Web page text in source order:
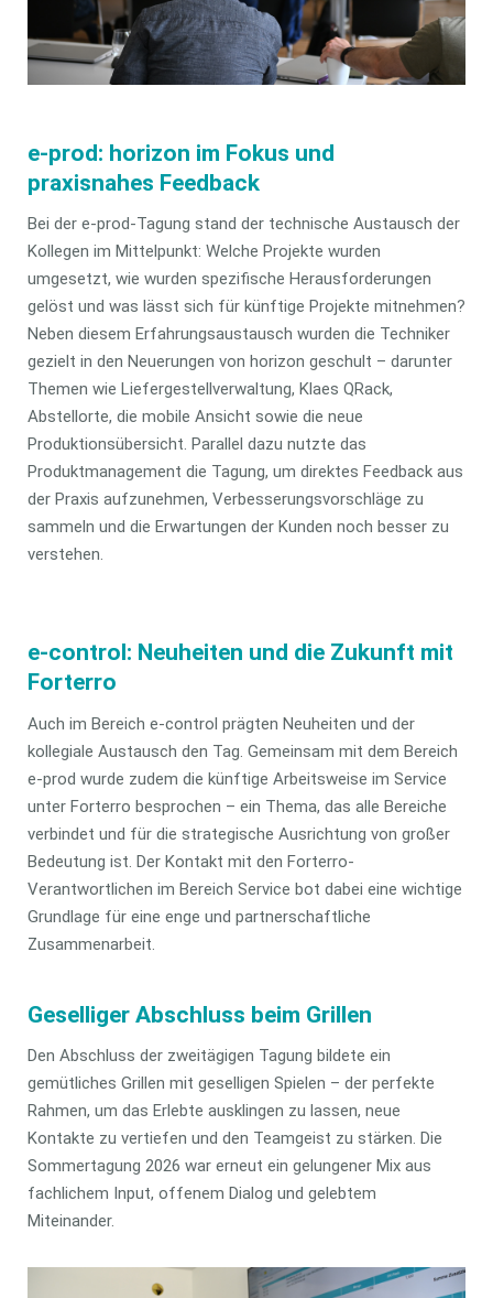
e-prod: horizon im Fokus und
praxisnahes Feedback
Bei der e-prod-Tagung stand der technische Austausch der
Kollegen im Mittelpunkt: Welche Projekte wurden
umgesetzt, wie wurden spezifische Herausforderungen
gelöst und was lässt sich für künftige Projekte mitnehmen?
Neben diesem Erfahrungsaustausch wurden die Techniker
gezielt in den Neuerungen von horizon geschult – darunter
Themen wie Liefergestellverwaltung, Klaes QRack,
Abstellorte, die mobile Ansicht sowie die neue
Produktionsübersicht. Parallel dazu nutzte das
Produktmanagement die Tagung, um direktes Feedback aus
der Praxis aufzunehmen, Verbesserungsvorschläge zu
sammeln und die Erwartungen der Kunden noch besser zu
verstehen.
e-control: Neuheiten und die Zukunft mit
Forterro
Auch im Bereich e-control prägten Neuheiten und der
kollegiale Austausch den Tag. Gemeinsam mit dem Bereich
e-prod wurde zudem die künftige Arbeitsweise im Service
unter Forterro besprochen – ein Thema, das alle Bereiche
verbindet und für die strategische Ausrichtung von großer
Bedeutung ist. Der Kontakt mit den Forterro-
Verantwortlichen im Bereich Service bot dabei eine wichtige
Grundlage für eine enge und partnerschaftliche
Zusammenarbeit.
Geselliger Abschluss beim Grillen
Den Abschluss der zweitägigen Tagung bildete ein
gemütliches Grillen mit geselligen Spielen – der perfekte
Rahmen, um das Erlebte ausklingen zu lassen, neue
Kontakte zu vertiefen und den Teamgeist zu stärken. Die
Sommertagung 2026 war erneut ein gelungener Mix aus
fachlichem Input, offenem Dialog und gelebtem
Miteinander.